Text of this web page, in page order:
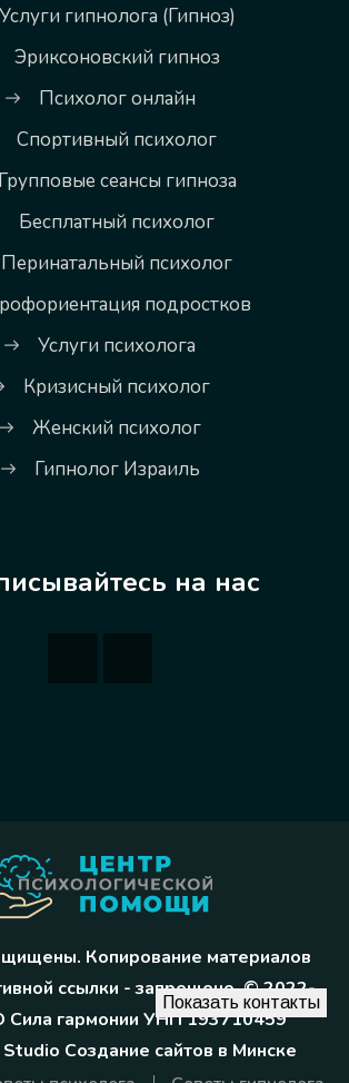
Услуги гипнолога (Гипноз)
Эриксоновский гипноз
Психолог онлайн
Спортивный психолог
Групповые сеансы гипноза
Бесплатный психолог
Перинатальный психолог
подростков
Услуги психолога
Кризисный психолог
Женский психолог
Гипнолог Израиль
на нас
Копирование материалов
ссылки - запрещено. © 2022-
гармонии УНП 193710459
Создание сайтов в Минске
Показать контакты